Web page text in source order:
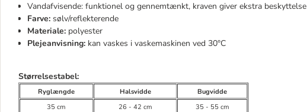
Vandafvisende: funktionel og gennemtænkt, kraven giver ekstra beskyttelse
Farve: sølv/reflekterende
Materiale: polyester
Plejeanvisning: kan vaskes i vaskemaskinen ved 30°C
Størrelsestabel:
Ryglængde Halsvidde
Bugvidde
35 cm
26 - 42 cm
35 - 55 cm